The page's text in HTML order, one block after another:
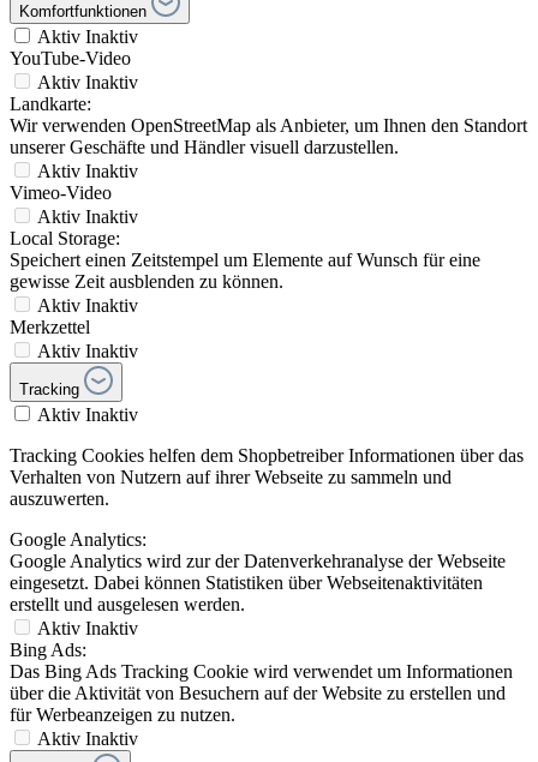
Komfortfunktionen
Aktiv Inaktiv
YouTube-Video
Aktiv Inaktiv
Landkarte:
Wir verwenden OpenStreetMap als Anbieter, um Ihnen den Standort
unserer Geschäfte und Händler visuell darzustellen.
Aktiv Inaktiv
Vimeo-Video
Aktiv Inaktiv
Local Storage:
Speichert einen Zeitstempel um Elemente auf Wunsch für eine
gewisse Zeit ausblenden zu können.
Aktiv Inaktiv
Merkzettel
Aktiv Inaktiv
Tracking
Aktiv Inaktiv
Tracking Cookies helfen dem Shopbetreiber Informationen über das
Verhalten von Nutzern auf ihrer Webseite zu sammeln und
auszuwerten.
Google Analytics:
Google Analytics wird zur der Datenverkehranalyse der Webseite
eingesetzt. Dabei können Statistiken über Webseitenaktivitäten
erstellt und ausgelesen werden.
Aktiv Inaktiv
Bing Ads:
Das Bing Ads Tracking Cookie wird verwendet um Informationen
über die Aktivität von Besuchern auf der Website zu erstellen und
für Werbeanzeigen zu nutzen.
Aktiv Inaktiv